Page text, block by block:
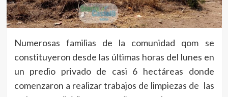
Numerosas familias de la comunidad qom se
constituyeron desde las últimas horas del lunes en
un predio privado de casi 6 hectáreas donde
comenzaron a realizar trabajos de limpiezas de las